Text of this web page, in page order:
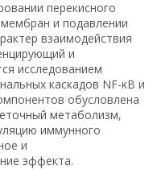
перекисного
и подавлении
взаимодействия
и
исследованием
каскадов NF-κB и
обусловлена
метаболизм,
иммунного
и
эффекта.